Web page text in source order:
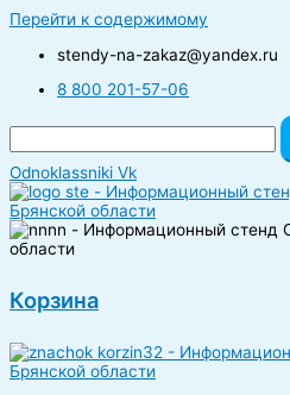
Перейти к содержимому
stendy-na-zakaz@yandex.ru
8 800 201-57-06
Odnoklassniki Vk
Корзина